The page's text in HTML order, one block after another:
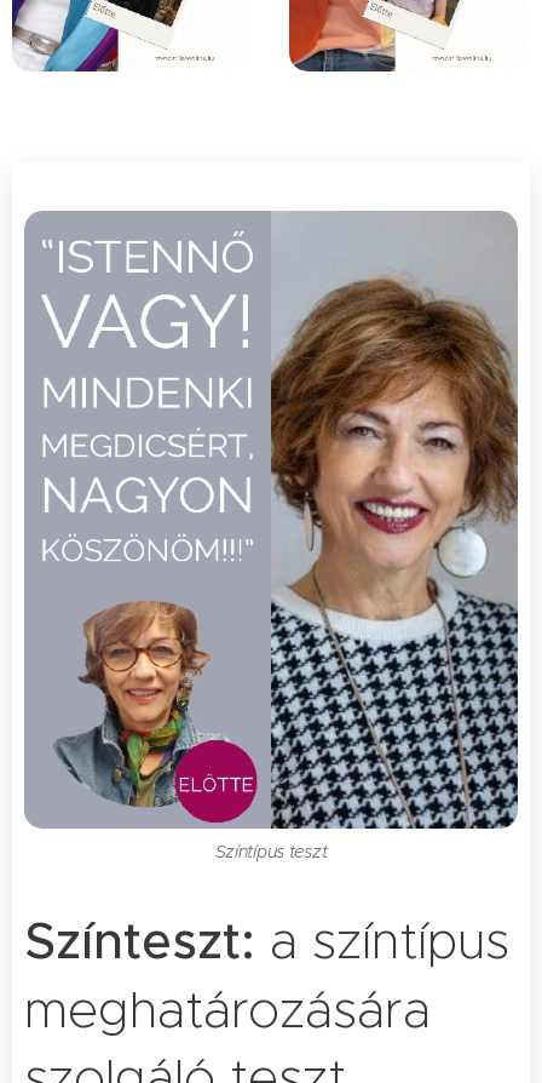
Színtípus teszt
Színteszt: a színtípus
meghatározására